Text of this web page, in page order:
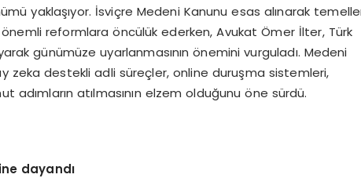
yaklaşıyor. İsviçre Medeni Kanunu esas alınarak
reformlara öncülük ederken, Avukat Ömer İlter, Türk
günümüze uyarlanmasının önemini vurguladı. Medeni
zeka destekli adli süreçler, online duruşma sistemleri,
adımların atılmasının elzem olduğunu öne sürdü.
dayandı